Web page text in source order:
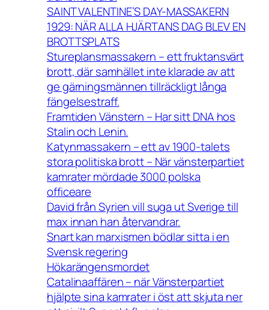
SAINT VALENTINE’S DAY-MASSAKERN
1929: NÄR ALLA HJÄRTANS DAG BLEV EN
BROTTSPLATS
Stureplansmassakern – ett fruktansvärt
brott, där samhället inte klarade av att
ge gärningsmännen tillräckligt långa
fängelsestraff.
Framtiden Vänstern – Har sitt DNA hos
Stalin och Lenin.
Katynmassakern – ett av 1900-talets
stora politiska brott – När vänsterpartiet
kamrater mördade 3000 polska
officeare
David från Syrien vill suga ut Sverige till
max innan han återvandrar.
Snart kan marxismen bödlar sitta i en
Svensk regering
Hökarängensmordet
Catalinaaffären – när Vänsterpartiet
hjälpte sina kamrater i öst att skjuta ner